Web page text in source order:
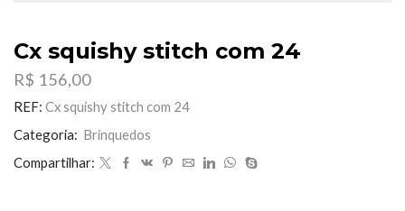
Cx squishy stitch com 24
R$ 156,00
REF: Cx squishy stitch com 24
Categoria: Brinquedos
Compartilhar: